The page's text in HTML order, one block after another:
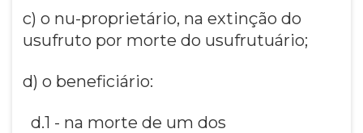
c) o nu-proprietário, na extinção do
usufruto por morte do usufrutuário;
d) o beneficiário:
d.1 - na morte de um dos